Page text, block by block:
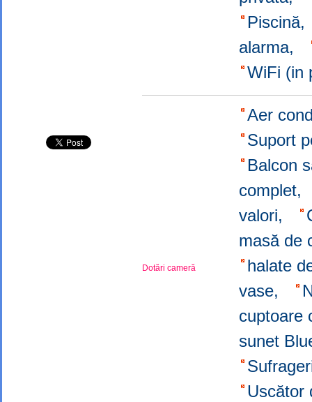
alarma,
WiFi (in
Dotări cameră
Aer
Suport
Balcon
complet,
valori,
masă
halate
vase,
sunet